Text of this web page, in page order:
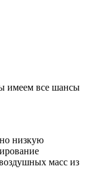
имеем все шансы
низкую
масс из